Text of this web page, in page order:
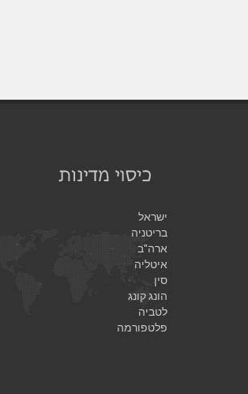
ישראל
בריטניה
ארה"ב
איטליה
סין
הונג קונג
לטביה
פלטפורמה